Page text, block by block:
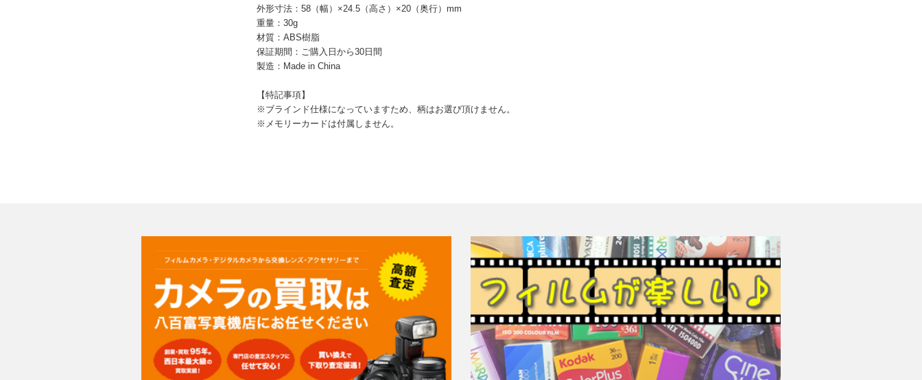
外形寸法：58（幅）×24.5（高さ）×20（奥行）mm
重量：30g
材質：ABS樹脂
保証期間：ご購入日から30日間
製造：Made in China
【特記事項】
※ブラインド仕様になっていますため、柄はお選び頂けません。
※メモリーカードは付属しません。